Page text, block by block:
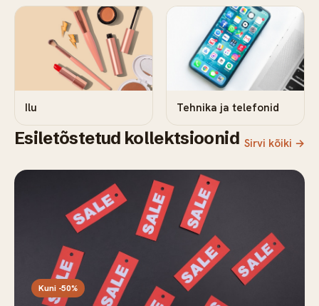
Ilu Tehnika ja telefonid
Esiletõstetud kollektsioonid Sirvi kõiki →
Kuni -50%